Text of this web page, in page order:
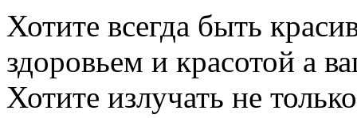
Хотите всегда быть
здоровьем и красотой а
Хотите излучать не